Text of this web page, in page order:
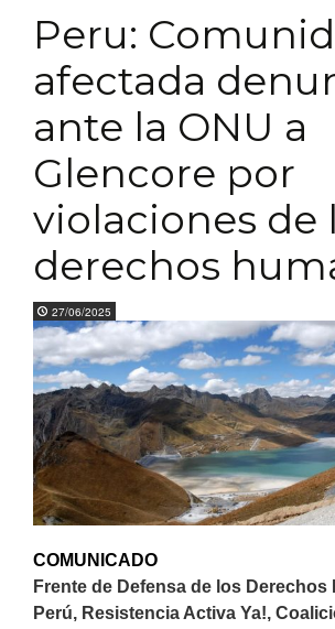
Peru:
afectada
ante la ONU a
Glencore por
violaciones de
derechos
27/06/2025
COMUNICADO
Frente de Defensa de los Derechos
Perú, Resistencia Activa Ya!,